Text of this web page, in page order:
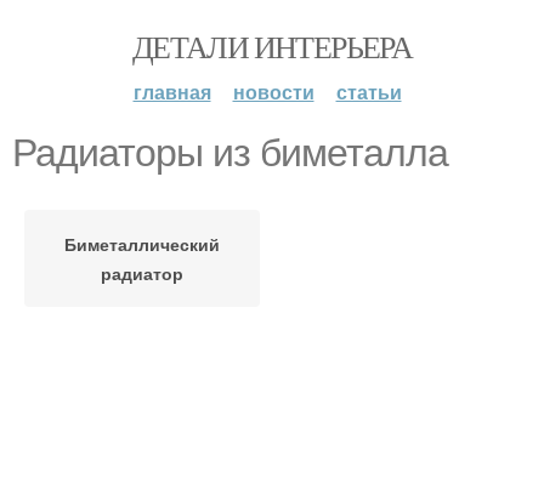
ДЕТАЛИ ИНТЕРЬЕРА
главная новости статьи
Радиаторы из биметалла
Биметаллический
радиатор